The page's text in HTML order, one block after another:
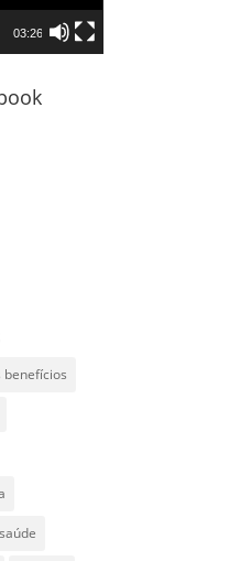
03:26
benefícios